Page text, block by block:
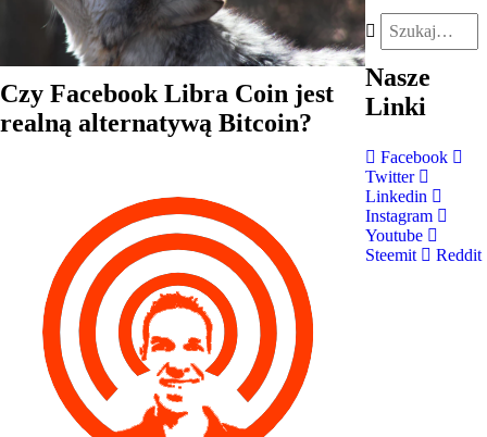
Czy Facebook Libra Coin jest
realną alternatywą Bitcoin?
Nasze
Linki
Facebook
Twitter
Linkedin
Instagram
Youtube
Steemit
Reddit